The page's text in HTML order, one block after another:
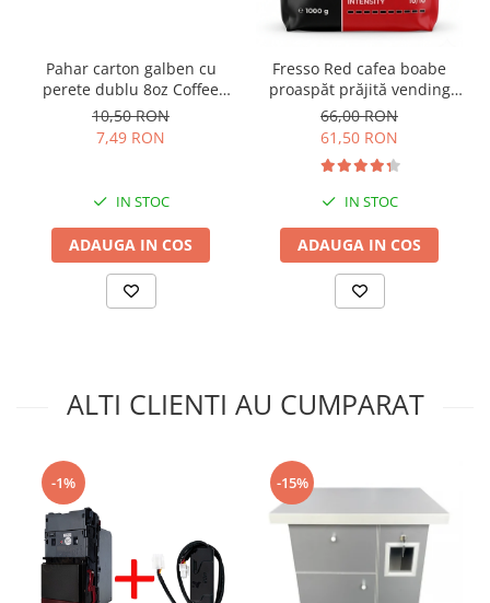
Pahar carton galben cu
perete dublu 8oz Coffee
25buc
10,50 RON
7,49 RON
IN STOC
ADAUGA IN COS
Fresso Red cafea boabe
proaspăt prăjită vending
1kg
66,00 RON
61,50 RON
IN STOC
ADAUGA IN COS
ALTI CLIENTI AU CUMPARAT
-1% -15%